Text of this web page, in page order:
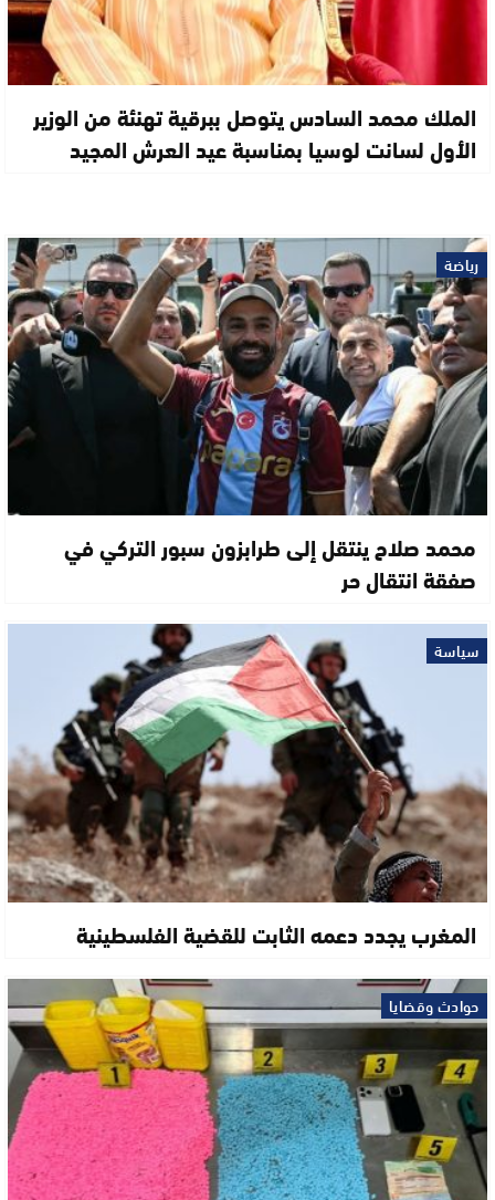
الملك محمد السادس يتوصل ببرقية تهنئة من الوزير
الأول لسانت لوسيا بمناسبة عيد العرش المجيد
رياضة
محمد صلاح ينتقل إلى طرابزون سبور التركي في
صفقة انتقال حر
سياسة
المغرب يجدد دعمه الثابت للقضية الفلسطينية
حوادث وقضايا